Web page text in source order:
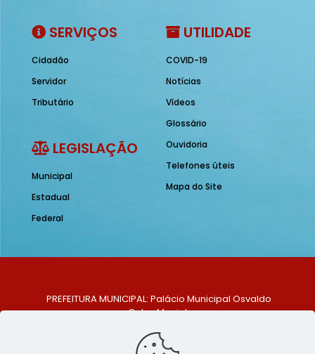
SERVIÇOS
Cidadão
Servidor
Tributário
LEGISLAÇÃO
Municipal
Estadual
Federal
UTILIDADE
COVID-19
Notícias
Vídeos
Glossário
Ouvidoria
Telefones úteis
Mapa do Site
PREFEITURA MUNICIPAL: Palácio Municipal Osvaldo
Celso Maciel
Centro, São Bento do Una - PE. CEP: 553370-128